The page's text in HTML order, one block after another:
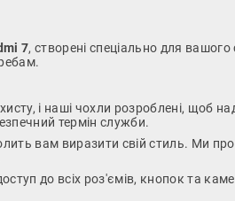
7, створені спеціально для
і наші чохли розроблені, щоб
термін служби.
вам виразити свій стиль. Ми
до всіх роз'ємів, кнопок та